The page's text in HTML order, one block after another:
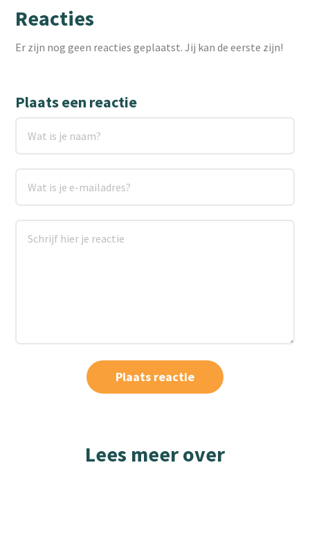
Reacties
Er zijn nog geen reacties geplaatst. Jij kan de eerste zijn!
Plaats een reactie
Lees meer over